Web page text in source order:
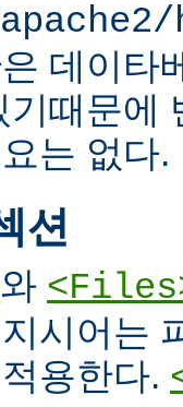
데이타
기때문에
는 없다.
션
와
시어는
용한다.